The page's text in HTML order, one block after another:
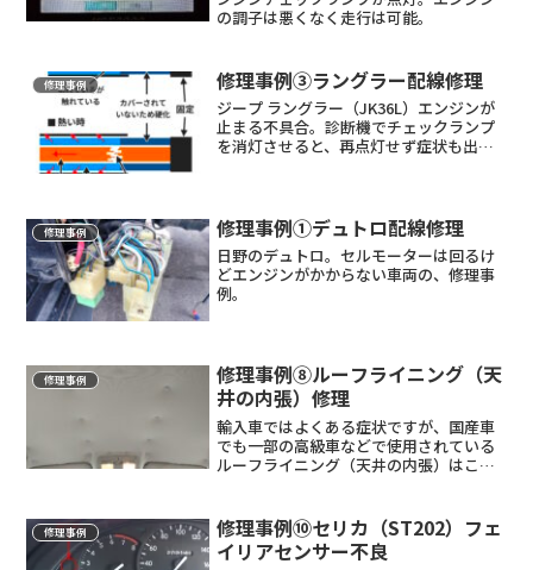
の調子は悪くなく走行は可能。
修理事例 修理事例③ラングラー配線修理
ジープ ラングラー（JK36L）エンジンが
止まる不具合。診断機でチェックランプ
を消灯させると、再点灯せず症状も出な
修理事例 修理事例①デュトロ配線修理
日野のデュトロ。セルモーターは回るけ
どエンジンがかからない車両の、修理事
例。
修理事例
修理事例⑧ルーフライニング（天
井の内張）修理
輸入車ではよくある症状ですが、国産車
でも一部の高級車などで使用されている
ルーフライニング（天井の内張）はこう
修理事例
修理事例⑩セリカ（ST202）フェ
イリアセンサー不良